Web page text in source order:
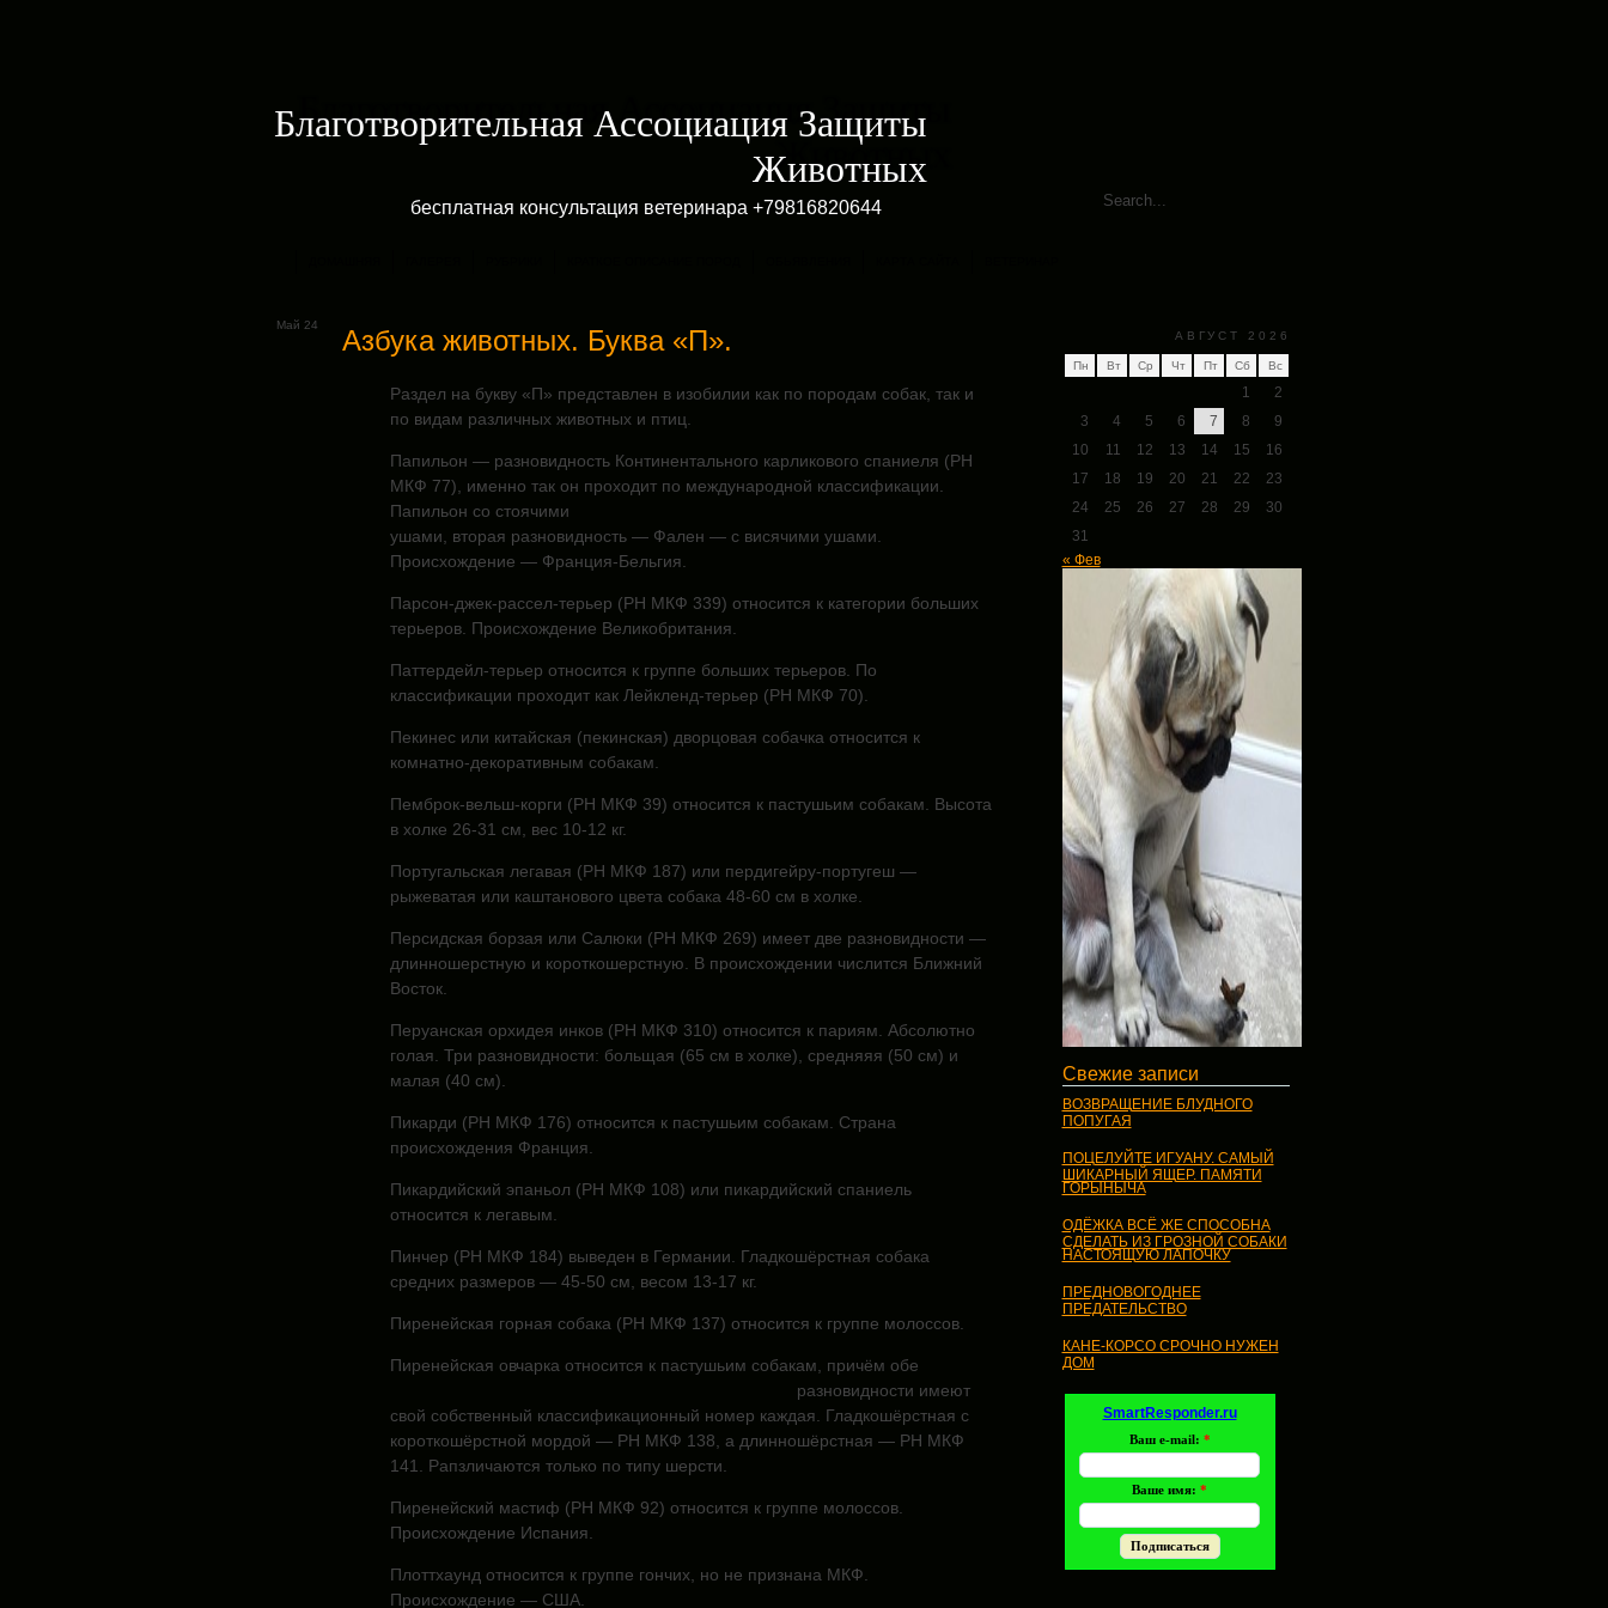
Благотворительная Ассоциация Защиты
Животных
бесплатная консультация ветеринара +79816820644
Май 24 Азбука животных. Буква «П».
Раздел на букву «П» представлен в изобилии как по породам собак, так и
по видам различных животных и птиц.
Папильон — разновидность Континентального карликового спаниеля (РН
МКФ 77), именно так он проходит по международной классификации.
Папильон со стоячими
ушами, вторая разновидность — Фален — с висячими ушами.
Происхождение — Франция-Бельгия.
Парсон-джек-рассел-терьер (РН МКФ 339) относится к категории больших
терьеров. Происхождение Великобритания.
Паттердейл-терьер относится к группе больших терьеров. По
классификации проходит как Лейкленд-терьер (РН МКФ 70).
Пекинес или китайская (пекинская) дворцовая собачка относится к
комнатно-декоративным собакам.
Пемброк-вельш-корги (РН МКФ 39) относится к пастушьим собакам. Высота
в холке 26-31 см, вес 10-12 кг.
Португальская легавая (РН МКФ 187) или пердигейру-португеш —
рыжеватая или каштанового цвета собака 48-60 см в холке.
Персидская борзая или Салюки (РН МКФ 269) имеет две разновидности —
длинношерстную и короткошерстную. В происхождении числится Ближний
Восток.
Перуанская орхидея инков (РН МКФ 310) относится к париям. Абсолютно
голая. Три разновидности: больщая (65 см в холке), средняяя (50 см) и
малая (40 см).
Пикарди (РН МКФ 176) относится к пастушьим собакам. Страна
происхождения Франция.
Пикардийский эпаньол (РН МКФ 108) или пикардийский спаниель
относится к легавым.
Пинчер (РН МКФ 184) выведен в Германии. Гладкошёрстная собака
средних размеров — 45-50 см, весом 13-17 кг.
Пиренейская горная собака (РН МКФ 137) относится к группе молоссов.
Пиренейская овчарка относится к пастушьим собакам, причём обе
разновидности имеют
свой собственный классификационный номер каждая. Гладкошёрстная с
короткошёрстной мордой — РН МКФ 138, а длинношёрстная — РН МКФ
141. Рапзличаются только по типу шерсти.
Пиренейский мастиф (РН МКФ 92) относится к группе молоссов.
Происхождение Испания.
Плоттхаунд относится к группе гончих, но не признана МКФ.
Происхождение — США.
АВГУСТ 2026
Пн Вт Ср Чт Пт Сб Вс
1
2
3
4 5 6 7 8
9
10
11 12 13 14 15
16
17
18 19 20 21 22
23
24
25 26 27 28 29
30
31
« Фев
Свежие записи
ВОЗВРАЩЕНИЕ БЛУДНОГО
ПОПУГАЯ
ПОЦЕЛУЙТЕ ИГУАНУ. САМЫЙ
ШИКАРНЫЙ ЯЩЕР. ПАМЯТИ
ГОРЫНЫЧА
ОДЁЖКА ВСЁ ЖЕ СПОСОБНА
СДЕЛАТЬ ИЗ ГРОЗНОЙ СОБАКИ
НАСТОЯЩУЮ ЛАПОЧКУ
ПРЕДНОВОГОДНЕЕ
ПРЕДАТЕЛЬСТВО
КАНЕ-КОРСО СРОЧНО НУЖЕН
ДОМ
SmartResponder.ru
Ваш e-mail: *
Ваше имя: *